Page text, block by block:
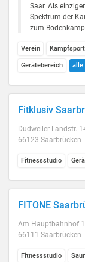
Saar. Als
Spektrum der
zum
Verein
Gerätebereich alle
Fitklusiv
Dudweiler Landstr.
66123 Saarbrücken
Fitnessstudio
FITONE
Am Hauptbahnhof
66111 Saarbrücken
Fitnessstudio